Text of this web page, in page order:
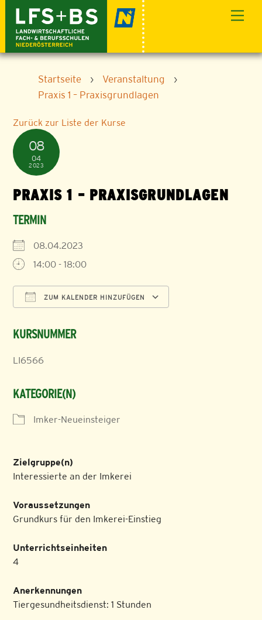
content
Startseite › Veranstaltung
›
Praxis 1 – Praxisgrundlagen
Zurück zur Liste der Kurse
08
04
2023
PRAXIS 1 – PRAXISGRUNDLAGEN
TERMIN
08.04.2023
14:00 - 18:00
ZUM KALENDER HINZUFÜGEN
KURSNUMMER
LI6566
KATEGORIE(N)
Imker-Neueinsteiger
Zielgruppe(n)
Interessierte an der Imkerei
Voraussetzungen
Grundkurs für den Imkerei-Einstieg
Unterrichtseinheiten
4
Anerkennungen
Tiergesundheitsdienst: 1 Stunden